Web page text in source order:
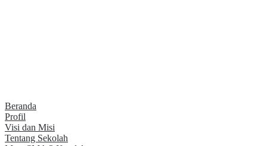
Beranda
Profil
Visi dan Misi
Tentang Sekolah